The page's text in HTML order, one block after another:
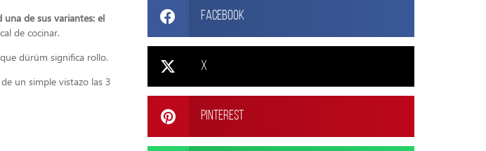
de sus variantes: el
de cocinar.
dürüm significa rollo.
un simple vistazo las 3
Facebook
X
Pinterest